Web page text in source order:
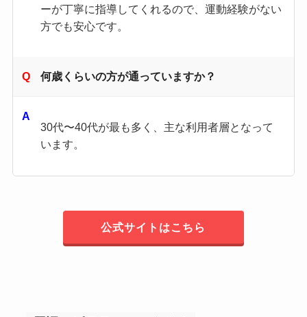
ーが丁寧に指導してくれるので、運動経験がない
方でも安心です。​
何歳くらいの方が通っていますか？
30代〜40代が最も多く、主な利用者層となって
います。
公式サイトはこちら